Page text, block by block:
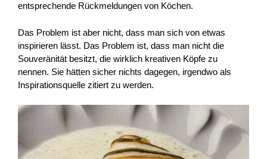
entsprechende Rückmeldungen von Köchen.
Das Problem ist aber nicht, dass man sich von etwas
inspirieren lässt. Das Problem ist, dass man nicht die
Souveränität besitzt, die wirklich kreativen Köpfe zu
nennen. Sie hätten sicher nichts dagegen, irgendwo als
Inspirationsquelle zitiert zu werden.